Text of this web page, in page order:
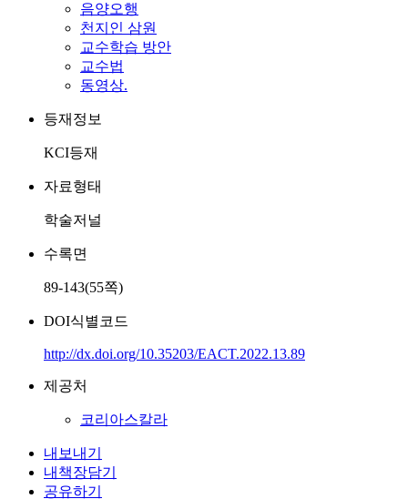
음양오행
천지인 삼원
교수학습 방안
교수법
동영상.
등재정보
KCI등재
자료형태
학술저널
수록면
89-143(55쪽)
DOI식별코드
http://dx.doi.org/10.35203/EACT.2022.13.89
제공처
코리아스칼라
내보내기
내책장담기
공유하기